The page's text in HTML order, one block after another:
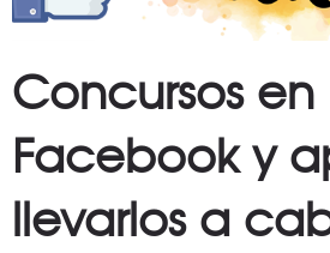
Concursos en
Facebook y
llevarlos a